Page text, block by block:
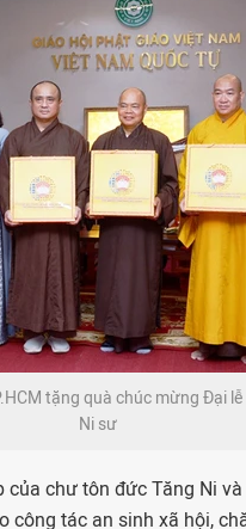
tặng quà chúc mừng Đại
Ni sư
chư tôn đức Tăng Ni
công tác an sinh xã hội,